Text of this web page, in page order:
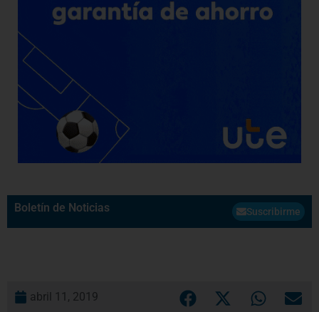
Boletín de Noticias Suscribirme
abril 11, 2019